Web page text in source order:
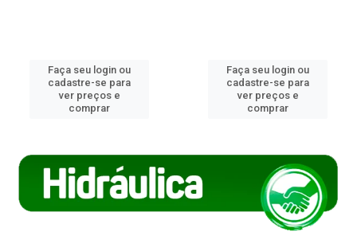
Faça seu login ou
cadastre-se para
ver preços e
comprar
Faça seu login ou
cadastre-se para
ver preços e
comprar